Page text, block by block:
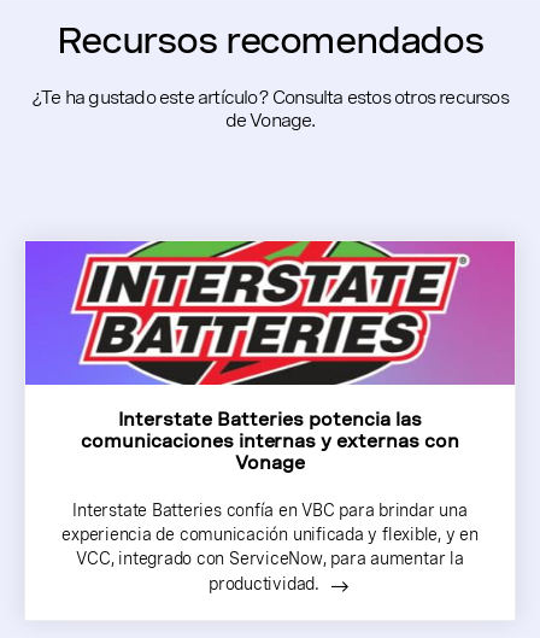
Recursos recomendados
¿Te ha gustado este artículo? Consulta estos otros recursos
de Vonage.
Interstate Batteries potencia las
comunicaciones internas y externas con
Vonage
Interstate Batteries confía en VBC para brindar una
experiencia de comunicación unificada y flexible, y en
VCC, integrado con ServiceNow, para aumentar la
productividad.